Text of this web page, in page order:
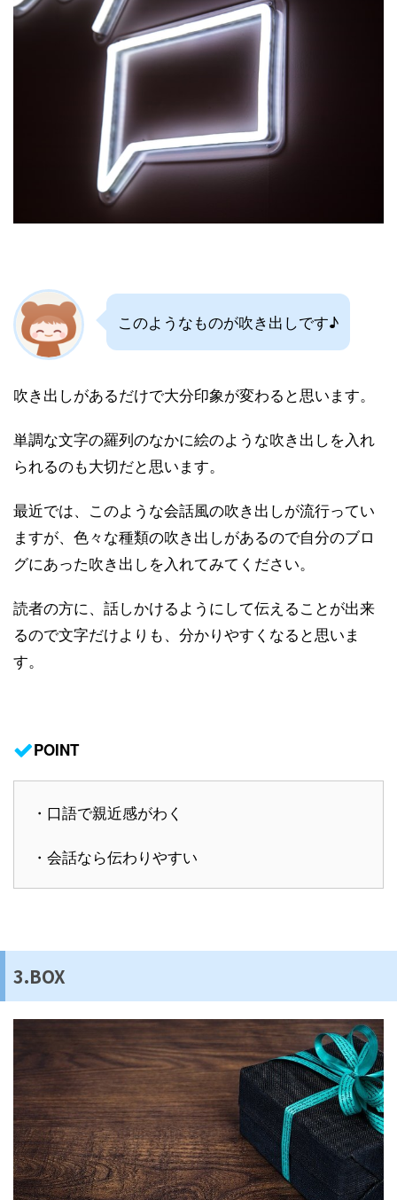
このようなものが吹き出しです♪
吹き出しがあるだけで大分印象が変わると思います。
単調な文字の羅列のなかに絵のような吹き出しを入れ
られるのも大切だと思います。
最近では、このような会話風の吹き出しが流行ってい
ますが、色々な種類の吹き出しがあるので自分のブロ
グにあった吹き出しを入れてみてください。
読者の方に、話しかけるようにして伝えることが出来
るので文字だけよりも、分かりやすくなると思いま
す。
POINT
・口語で親近感がわく
・会話なら伝わりやすい
3.BOX